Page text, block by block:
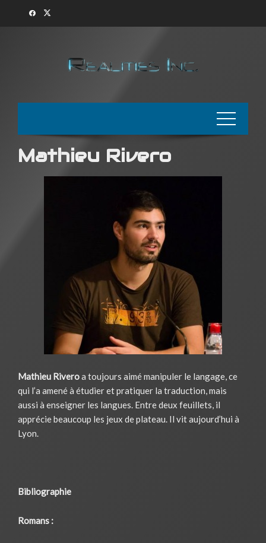
Mathieu Rivero
Mathieu Riveroa toujours aimé manipuler le langage, ce
qui l’a amené à étudier et pratiquer la traduction, mais
aussi à enseigner les langues. Entre deux feuillets, il
apprécie beaucoup les jeux de plateau. Il vit aujourd’hui à
Lyon.
Bibliographie
Romans :